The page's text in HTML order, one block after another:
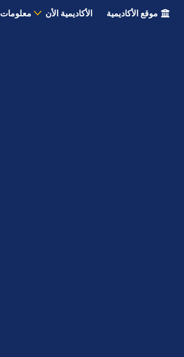
موقع الأكاديمية الأكاديمية الأن معلومات